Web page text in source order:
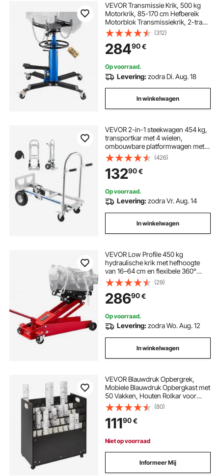
VEVOR Transmissie Krik, 500 kg
Motorkrik, 85-170 cm Hefbereik
Motorblok Transmissiekrik, 2-traps
Hydraulische Transmissie Krik,
Vrijloop Hydraulische Krik voor
Auto Workshops Auto
Transmissies, Blauw
(312)
28490€
Op voorraad.
Levering:zodra Di. Aug. 18
In winkelwagen
VEVOR 2-in-1 steekwagen 454 kg,
transportkar met 4 wielen,
ombouwbare platformwagen met
antisliphandgreep, draagbare
steekwagen, trolley voor
verhuizingen, kantoor, magazijn,
supermarkt
(426)
13290€
Op voorraad.
Levering:zodra Vr. Aug. 14
In winkelwagen
VEVOR Low Profile 450 kg
hydraulische krik met hefhoogte
van 16–64 cm en flexibele 360°
zwenkwielen, zwaar uitgevoerd
hefplatform voor
garage/werkplaats, rood
(29)
28690€
Op voorraad.
Levering:zodra Wo. Aug. 12
In winkelwagen
VEVOR Blauwdruk Opbergrek,
Mobiele Blauwdruk Opbergkast met
50 Vakken, Houten Rolkar voor
Blauwdrukken, Kaarten, Posters,
Architectuur, Blauwdruk Opbergrek
voor Thuis, Kantoor, School
(80)
11190€
Niet op voorraad
Informeer Mij